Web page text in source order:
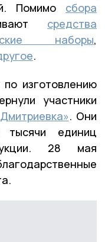
Помимо сбора
средства
наборы,
.
изготовлению
участники
. Они
тысячи единиц
28 мая